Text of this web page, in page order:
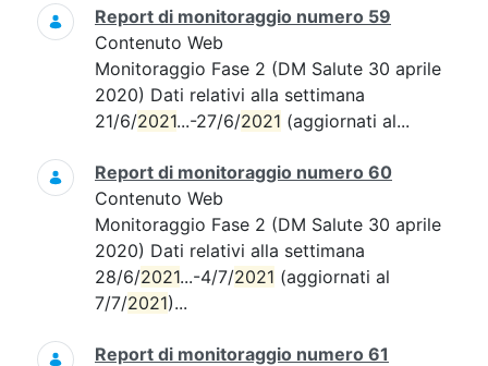
Report di monitoraggio numero 59
Contenuto Web
Monitoraggio Fase 2 (DM Salute 30 aprile
2020) Dati relativi alla settimana
21/6/2021...-27/6/2021 (aggiornati al...
Report di monitoraggio numero 60
Contenuto Web
Monitoraggio Fase 2 (DM Salute 30 aprile
2020) Dati relativi alla settimana
28/6/2021...-4/7/2021 (aggiornati al
7/7/2021)...
Report di monitoraggio numero 61